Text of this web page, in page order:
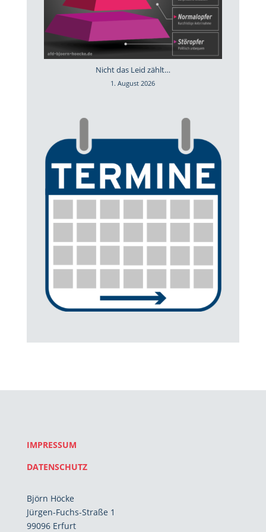
Nicht das Leid zählt…
1. August 2026
IMPRESSUM
DATENSCHUTZ
Björn Höcke
Jürgen-Fuchs-Straße 1
99096 Erfurt